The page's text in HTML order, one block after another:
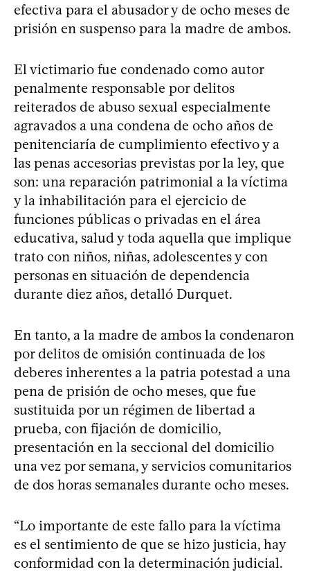
efectiva para el abusador y de ocho meses de
prisión en suspenso para la madre de ambos.
El victimario fue condenado como autor
penalmente responsable por delitos
reiterados de abuso sexual especialmente
agravados a una condena de ocho años de
penitenciaría de cumplimiento efectivo y a
las penas accesorias previstas por la ley, que
son: una reparación patrimonial a la víctima
y la inhabilitación para el ejercicio de
funciones públicas o privadas en el área
educativa, salud y toda aquella que implique
trato con niños, niñas, adolescentes y con
personas en situación de dependencia
durante diez años, detalló Durquet.
En tanto, a la madre de ambos la condenaron
por delitos de omisión continuada de los
deberes inherentes a la patria potestad a una
pena de prisión de ocho meses, que fue
sustituida por un régimen de libertad a
prueba, con fijación de domicilio,
presentación en la seccional del domicilio
una vez por semana, y servicios comunitarios
de dos horas semanales durante ocho meses.
“Lo importante de este fallo para la víctima
es el sentimiento de que se hizo justicia, hay
conformidad con la determinación judicial.